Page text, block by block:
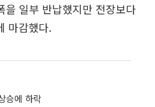
을 일부 반납했지만 전장보다
마감했다.
승에 하락